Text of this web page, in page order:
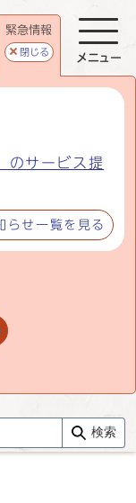
緊急情報
閉じる
のサービス提
らせ一覧を見る
メニュー
検索